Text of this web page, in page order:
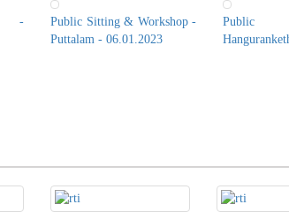
-
Public Sitting & Workshop -
Puttalam - 06.01.2023
Public